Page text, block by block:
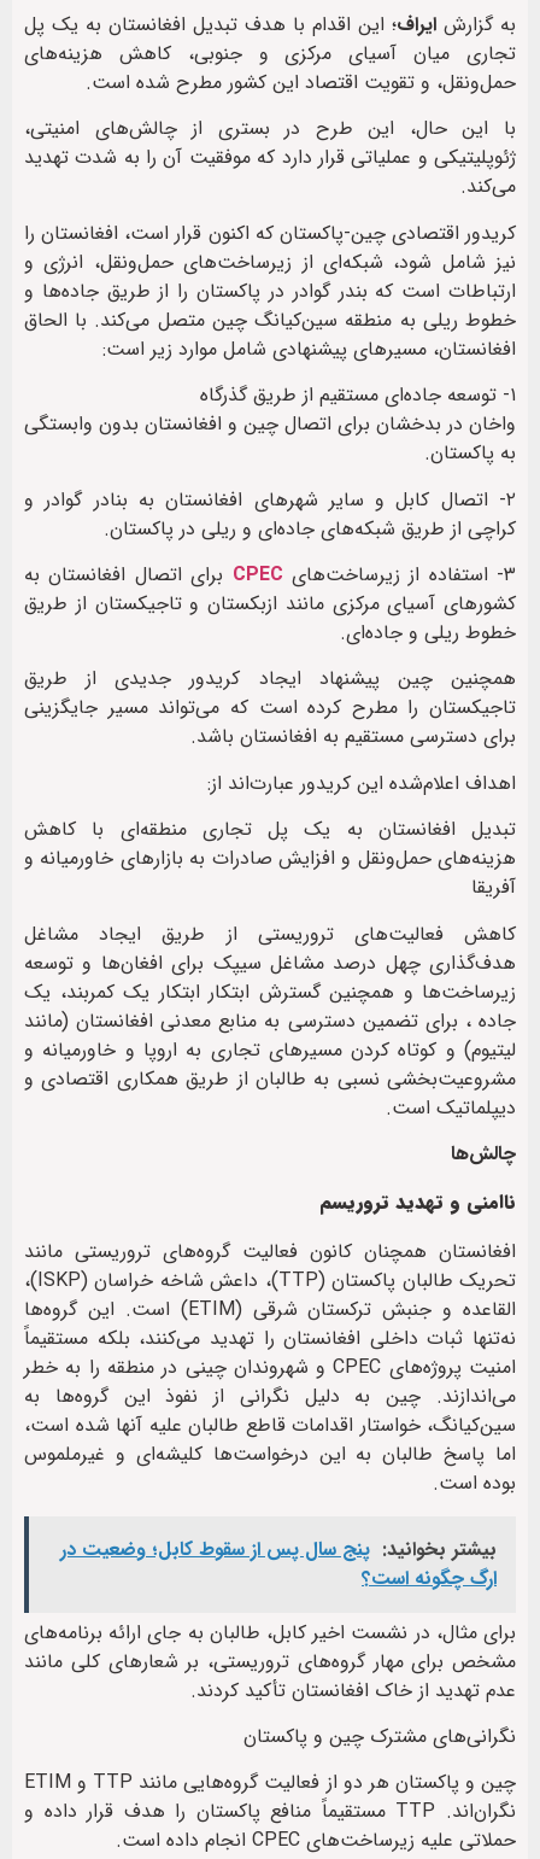
به گزارش ایراف؛ این اقدام با هدف تبدیل افغانستان به یک پل
تجاری میان آسیای مرکزی و جنوبی، کاهش هزینه‌های
حمل‌ونقل، و تقویت اقتصاد این کشور مطرح شده است.
با این حال، این طرح در بستری از چالش‌های امنیتی،
ژئوپلیتیکی و عملیاتی قرار دارد که موفقیت آن را به شدت تهدید
می‌کند.
کریدور اقتصادی چین-پاکستان که اکنون قرار است، افغانستان را
نیز شامل شود، شبکه‌ای از زیرساخت‌های حمل‌ونقل، انرژی و
ارتباطات است که بندر گوادر در پاکستان را از طریق جاده‌ها و
خطوط ریلی به منطقه سین‌کیانگ چین متصل می‌کند. با الحاق
افغانستان، مسیرهای پیشنهادی شامل موارد زیر است:
۱- توسعه جاده‌ای مستقیم از طریق گذرگاه
واخان در بدخشان برای اتصال چین و افغانستان بدون وابستگی
به پاکستان.
۲- اتصال کابل و سایر شهرهای افغانستان به بنادر گوادر و
کراچی از طریق شبکه‌های جاده‌ای و ریلی در پاکستان.
۳- استفاده از زیرساخت‌های
CPEC برای اتصال افغانستان به
کشورهای آسیای مرکزی مانند ازبکستان و تاجیکستان از طریق
خطوط ریلی و جاده‌ای.
همچنین چین پیشنهاد ایجاد کریدور جدیدی از طریق
تاجیکستان را مطرح کرده است که می‌تواند مسیر جایگزینی
برای دسترسی مستقیم به افغانستان باشد.
اهداف اعلام‌شده این کریدور عبارت‌اند از:
تبدیل افغانستان به یک پل تجاری منطقه‌ای با کاهش
هزینه‌های حمل‌ونقل و افزایش صادرات به بازارهای خاورمیانه و
آفریقا
کاهش فعالیت‌های تروریستی از طریق ایجاد مشاغل
هدف‌گذاری چهل درصد مشاغل سیپک برای افغان‌ها و توسعه
زیرساخت‌ها و همچنین گسترش ابتکار ابتکار یک کمربند، یک
جاده ، برای تضمین دسترسی به منابع معدنی افغانستان (مانند
لیتیوم) و کوتاه کردن مسیرهای تجاری به اروپا و خاورمیانه و
مشروعیت‌بخشی نسبی به طالبان از طریق همکاری اقتصادی و
دیپلماتیک است.
چالش‌ها
ناامنی و تهدید تروریسم
افغانستان همچنان کانون فعالیت گروه‌های تروریستی مانند
تحریک طالبان پاکستان (TTP)، داعش شاخه خراسان (ISKP)،
القاعده و جنبش ترکستان شرقی (ETIM) است. این گروه‌ها
نه‌تنها ثبات داخلی افغانستان را تهدید می‌کنند، بلکه مستقیماً
امنیت پروژه‌های CPEC و شهروندان چینی در منطقه را به خطر
می‌اندازند. چین به دلیل نگرانی از نفوذ این گروه‌ها به
سین‌کیانگ، خواستار اقدامات قاطع طالبان علیه آنها شده است،
اما پاسخ طالبان به این درخواست‌ها کلیشه‌ای و غیرملموس
بوده است.
بیشتر بخوانید: پنج سال پس از سقوط کابل؛ وضعیت در
ارگ چگونه است؟
برای مثال، در نشست اخیر کابل، طالبان به جای ارائه برنامه‌های
مشخص برای مهار گروه‌های تروریستی، بر شعارهای کلی مانند
عدم تهدید از خاک افغانستان تأکید کردند.
نگرانی‌های مشترک چین و پاکستان
چین و پاکستان هر دو از فعالیت گروه‌هایی مانند TTP و ETIM
نگران‌اند. TTP مستقیماً منافع پاکستان را هدف قرار داده و
حملاتی علیه زیرساخت‌های CPEC انجام داده است.